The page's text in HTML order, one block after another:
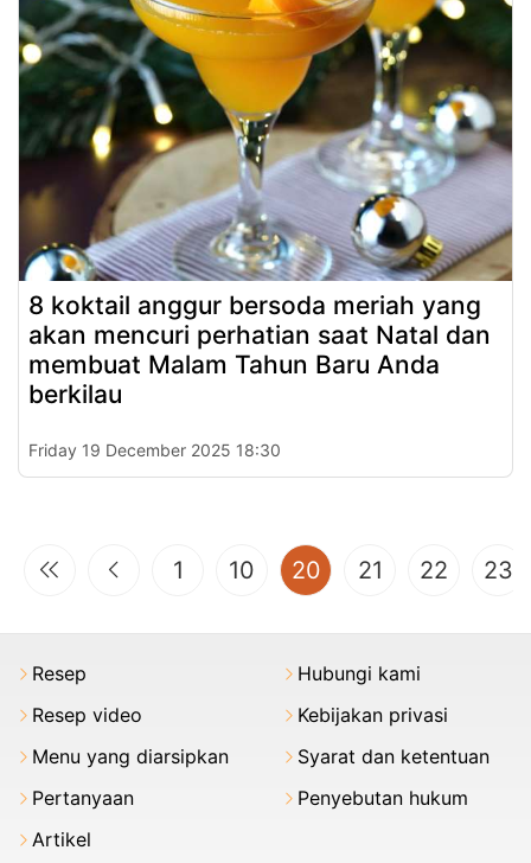
8 koktail anggur bersoda meriah yang
akan mencuri perhatian saat Natal dan
membuat Malam Tahun Baru Anda
berkilau
Friday 19 December 2025 18:30
1 10 20(current)
21 22 23
Resep
Resep video
Menu yang diarsipkan
Pertanyaan
Artikel
Hubungi kami
Kebijakan privasi
Syarat dan ketentuan
Penyebutan hukum